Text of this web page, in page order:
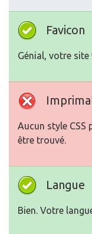
Favicon
Génial, votre
Aucun style
être trouvé.
Langue
Bien. Votre